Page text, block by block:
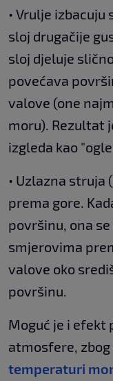
• Vrulje
sloj drugačije
sloj djeluje
povećava
valove (one
moru). Rezultat
izgleda kao
• Uzlazna
prema gore.
površinu, ona
smjerovima
valove oko
površinu.
Moguć je i efekt
atmosfere,
temperaturi